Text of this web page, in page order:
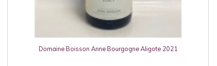
Domaine Boisson Anne Bourgogne Aligote 2021